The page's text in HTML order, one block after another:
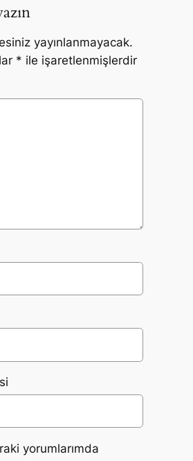
yayınlanmayacak.
* ile işaretlenmişlerdir
yorumlarımda